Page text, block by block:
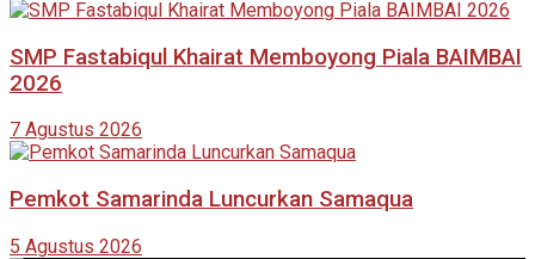
SMP Fastabiqul Khairat Memboyong Piala BAIMBAI
2026
7 Agustus 2026
Pemkot Samarinda Luncurkan Samaqua
5 Agustus 2026